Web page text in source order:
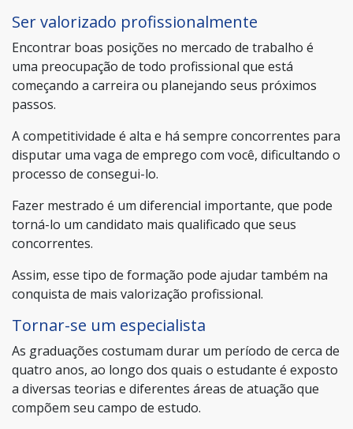
Ser valorizado profissionalmente
Encontrar boas posições no mercado de trabalho é
uma preocupação de todo profissional que está
começando a carreira ou planejando seus próximos
passos.
A competitividade é alta e há sempre concorrentes para
disputar uma vaga de emprego com você, dificultando o
processo de consegui-lo.
Fazer mestrado é um diferencial importante, que pode
torná-lo um candidato mais qualificado que seus
concorrentes.
Assim, esse tipo de formação pode ajudar também na
conquista de mais valorização profissional.
Tornar-se um especialista
As graduações costumam durar um período de cerca de
quatro anos, ao longo dos quais o estudante é exposto
a diversas teorias e diferentes áreas de atuação que
compõem seu campo de estudo.